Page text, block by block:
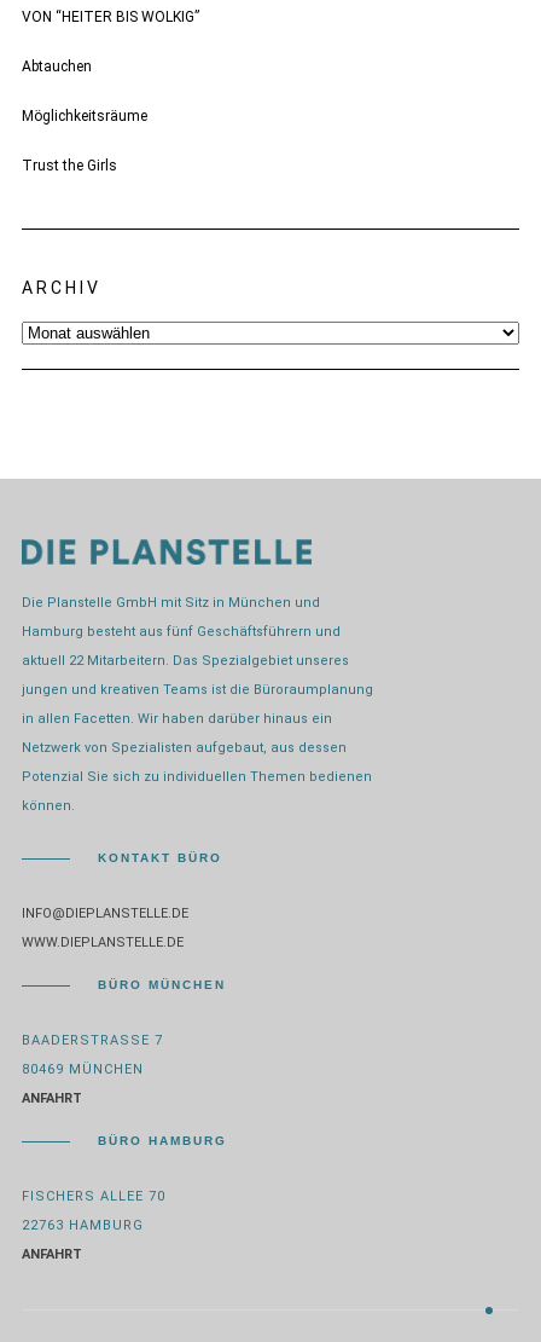
VON “HEITER BIS WOLKIG”
Abtauchen
Möglichkeitsräume
Trust the Girls
ARCHIV
Archiv
Die Planstelle GmbH mit Sitz in München und
Hamburg besteht aus fünf Geschäftsführern und
aktuell 22 Mitarbeitern. Das Spezialgebiet unseres
jungen und kreativen Teams ist die Büroraumplanung
in allen Facetten. Wir haben darüber hinaus ein
Netzwerk von Spezialisten aufgebaut, aus dessen
Potenzial Sie sich zu individuellen Themen bedienen
können.
KONTAKT BÜRO
INFO@DIEPLANSTELLE.DE
WWW.DIEPLANSTELLE.DE
BÜRO MÜNCHEN
BAADERSTRASSE 7
80469 MÜNCHEN
ANFAHRT
BÜRO HAMBURG
FISCHERS ALLEE 70
22763 HAMBURG
ANFAHRT